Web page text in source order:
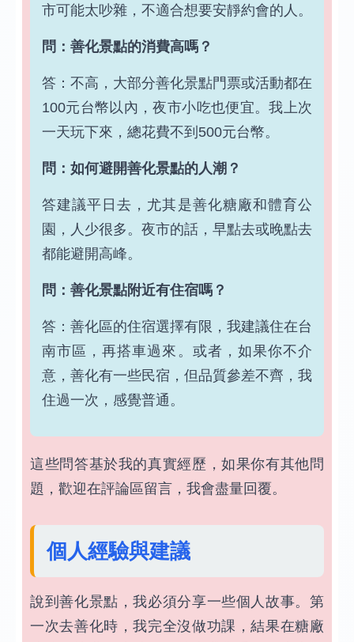
市可能太吵雜，不適合想要安靜約會的人。
問：善化景點的消費高嗎？
答：不高，大部分善化景點門票或活動都在
100元台幣以內，夜市小吃也便宜。我上次
一天玩下來，總花費不到500元台幣。
問：如何避開善化景點的人潮？
答建議平日去，尤其是善化糖廠和體育公
園，人少很多。夜市的話，早點去或晚點去
都能避開高峰。
問：善化景點附近有住宿嗎？
答：善化區的住宿選擇有限，我建議住在台
南市區，再搭車過來。或者，如果你不介
意，善化有一些民宿，但品質參差不齊，我
住過一次，感覺普通。
這些問答基於我的真實經歷，如果你有其他問
題，歡迎在評論區留言，我會盡量回覆。
個人經驗與建議
說到善化景點，我必須分享一些個人故事。第
一次去善化時，我完全沒做功課，結果在糖廠